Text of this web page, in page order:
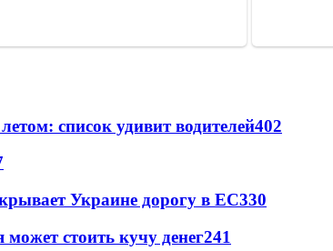
список удивит водителей402
Украине дорогу в ЕС330
стоить кучу денег241